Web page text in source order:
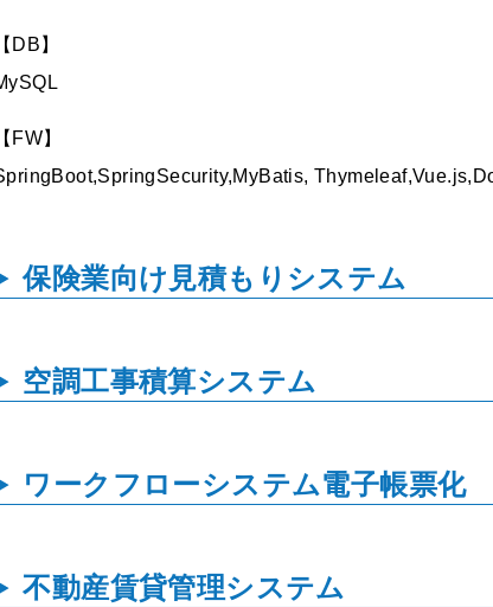
【DB】
【FW】
保険業向け見積もりシステム
空調工事積算システム
ワークフローシステム電子帳票化
不動産賃貸管理システム